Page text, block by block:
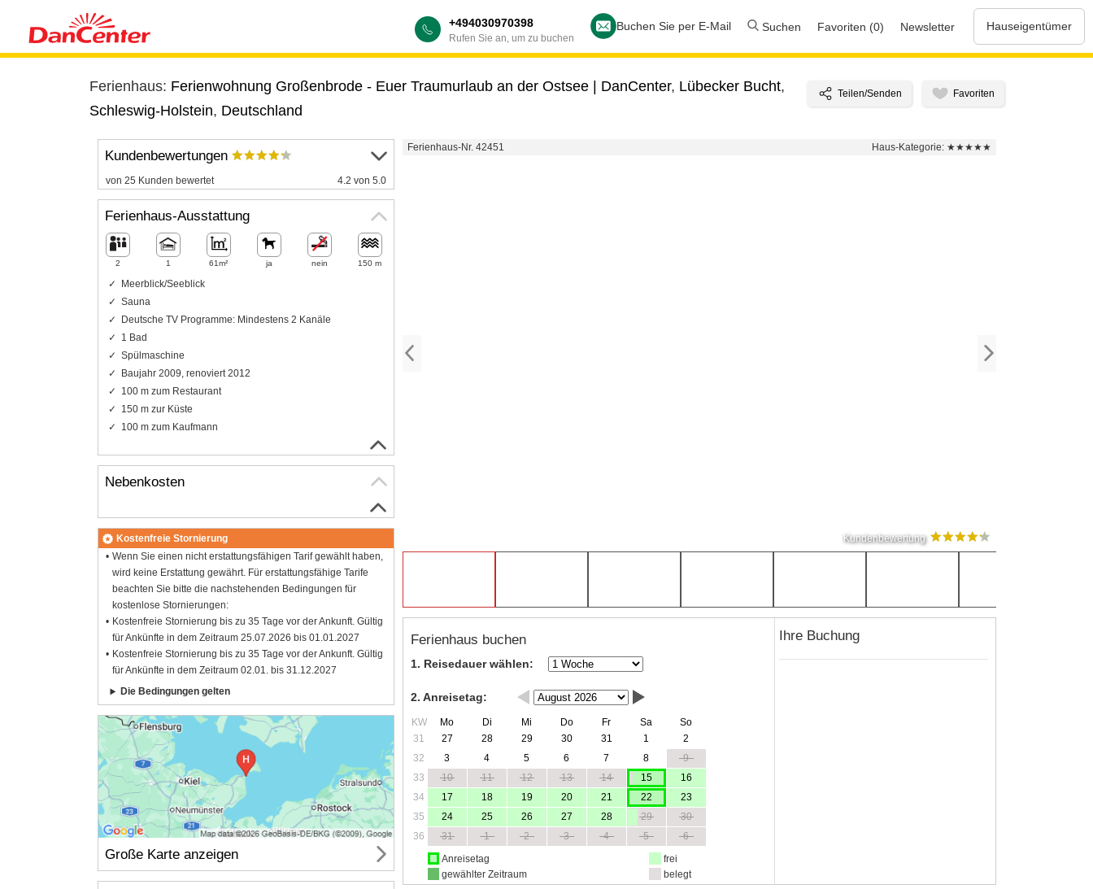
+494030970398
Rufen Sie an, um zu buchen
Buchen Sie per E-Mail Suchen Favoriten (0) Newsletter Hauseigentümer
Ferienhaus: Ferienwohnung Großenbrode - Euer Traumurlaub an der Ostsee | DanCenter, Lübecker Bucht,
Schleswig-Holstein, Deutschland
Ferienhaus-Nr. 42451 Haus-Kategorie: ★★★★★
Kundenbewertung
Ferienhaus buchen
1. Reisedauer wählen:
2. Anreisetag:
KW Mo Di Mi Do Fr Sa
So
31
27 28 29 30 31 1
2
32
3 4 5 6 7 8
9
33
10 11 12 13 14 15
16
34
17 18 19 20 21 22
23
35
24 25 26 27 28 29
30
36
31 1 2 3 4 5
6
Anreisetag
gewählter Zeitraum
frei
belegt
Ihre Buchung
Kundenbewertungen
von 25 Kunden bewertet 4.2 von 5.0
Ferienhaus-Ausstattung
2 1 61m² ja nein 150 m
Meerblick/Seeblick
Sauna
Deutsche TV Programme: Mindestens 2 Kanäle
1 Bad
Spülmaschine
Baujahr 2009, renoviert 2012
100 m zum Restaurant
150 m zur Küste
100 m zum Kaufmann
Nebenkosten
Kostenfreie Stornierung
Wenn Sie einen nicht erstattungsfähigen Tarif gewählt haben,
wird keine Erstattung gewährt. Für erstattungsfähige Tarife
beachten Sie bitte die nachstehenden Bedingungen für
kostenlose Stornierungen:
Kostenfreie Stornierung bis zu 35 Tage vor der Ankunft. Gültig
für Ankünfte in dem Zeitraum 25.07.2026 bis 01.01.2027
Kostenfreie Stornierung bis zu 35 Tage vor der Ankunft. Gültig
für Ankünfte in dem Zeitraum 02.01. bis 31.12.2027
Die Bedingungen gelten
Große Karte anzeigen